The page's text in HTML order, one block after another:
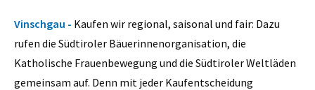
Vinschgau - Kaufen wir regional, saisonal und fair: Dazu
rufen die Südtiroler Bäuerinnenorganisation, die
Katholische Frauenbewegung und die Südtiroler Weltläden
gemeinsam auf. Denn mit jeder Kaufentscheidung